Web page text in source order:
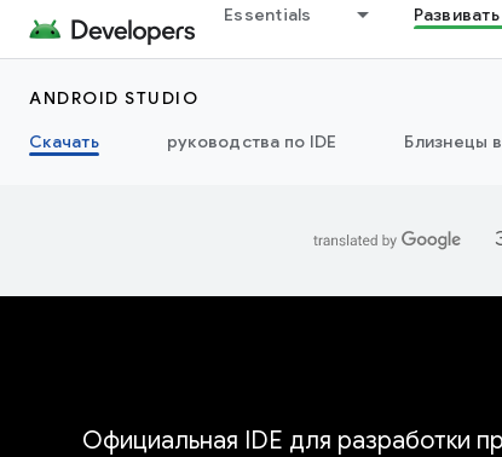
Essentials Развивать
ANDROID STUDIO
Скачать
руководства по IDE Близнецы
Официальная IDE для разработки